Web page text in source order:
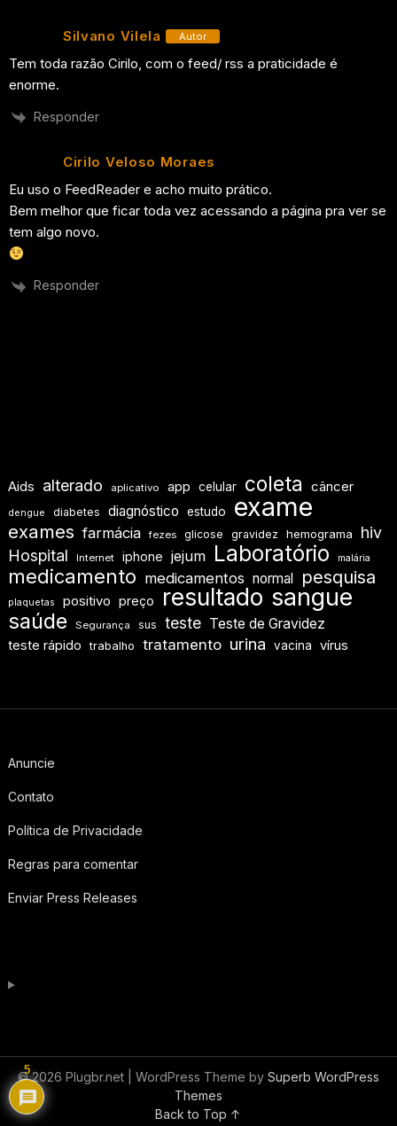
Silvano Vilela Autor
Tem toda razão Cirilo, com o feed/ rss a praticidade é
enorme.
Responder
Cirilo Veloso Moraes
Eu uso o FeedReader e acho muito prático.
Bem melhor que ficar toda vez acessando a página pra ver se
tem algo novo.
Responder
Aids alterado aplicativo app celular coleta câncer
dengue diabetes diagnóstico estudo exame
exames farmácia fezes glicose gravidez hemograma
hiv
Hospital
Internet iphone jejum Laboratório malária
medicamento medicamentos normal pesquisa
plaquetas positivo preço resultado sangue
saúde Segurança sus teste Teste de Gravidez
teste rápido trabalho tratamento urina vacina vírus
Anuncie
Contato
Política de Privacidade
Regras para comentar
Enviar Press Releases
© 2026 Plugbr.net | WordPress Theme by Superb WordPress
Themes
Back to Top ↑
5